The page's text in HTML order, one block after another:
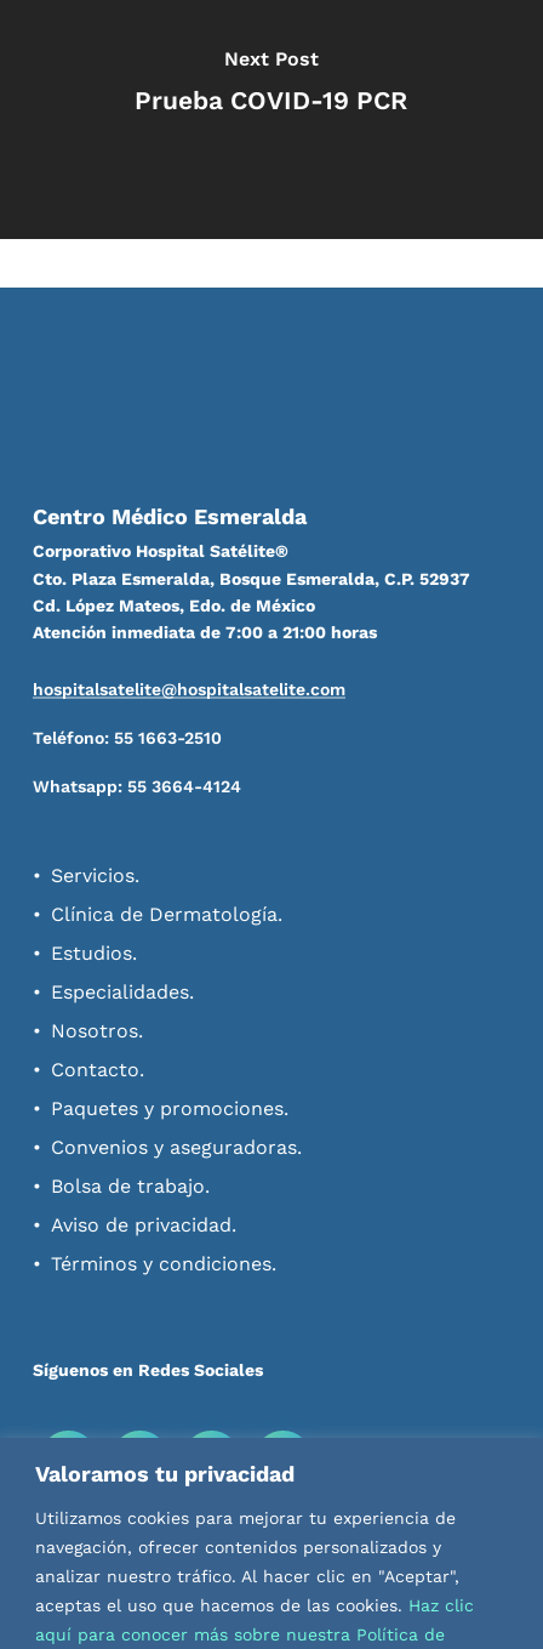
Valoramos tu privacidad
Utilizamos cookies para mejorar tu experiencia de
navegación, ofrecer contenidos personalizados y
analizar nuestro tráfico. Al hacer clic en "Aceptar",
aceptas el uso que hacemos de las cookies. Haz clic
aquí para conocer más sobre nuestra Política de
Next Post
Prueba COVID-19 PCR
Centro Médico Esmeralda
Corporativo Hospital Satélite®
Cto. Plaza Esmeralda, Bosque Esmeralda, C.P. 52937
Cd. López Mateos, Edo. de México
Atención inmediata de 7:00 a 21:00 horas
hospitalsatelite@hospitalsatelite.com
Teléfono: 55 1663-2510
Whatsapp: 55 3664-4124
Servicios.
Clínica de Dermatología.
Estudios.
Especialidades.
Nosotros.
Contacto.
Paquetes y promociones.
Convenios y aseguradoras.
Bolsa de trabajo.
Aviso de privacidad.
Términos y condiciones.
Síguenos en Redes Sociales
Descarga nuestras Apps